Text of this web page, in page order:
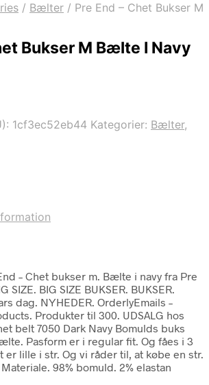
/ Bælter / Pre End – Chet Bukser M
Bukser M Bælte I Navy
1cf3ec52eb44 Kategorier: Bælter,
– Chet bukser m. Bælte i navy fra Pre
SIZE. BIG SIZE BUKSER. BUKSER.
dag. NYHEDER. OrderlyEmails –
Produkter til 300. UDSALG hos
belt 7050 Dark Navy Bomulds buks
Pasform er i regular fit. Og fåes i 3
lille i str. Og vi råder til, at købe en str.
98% bomuld. 2% elastan